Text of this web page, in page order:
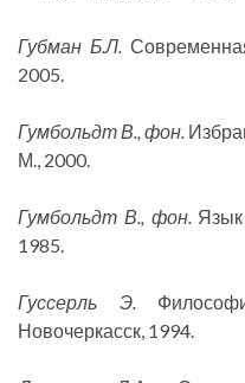
Губман Б.Л.
2005.
Гумбольдт В., фон.
М., 2000.
Гумбольдт В., фон.
1985.
Гуссерль Э.
Новочеркасск, 1994.